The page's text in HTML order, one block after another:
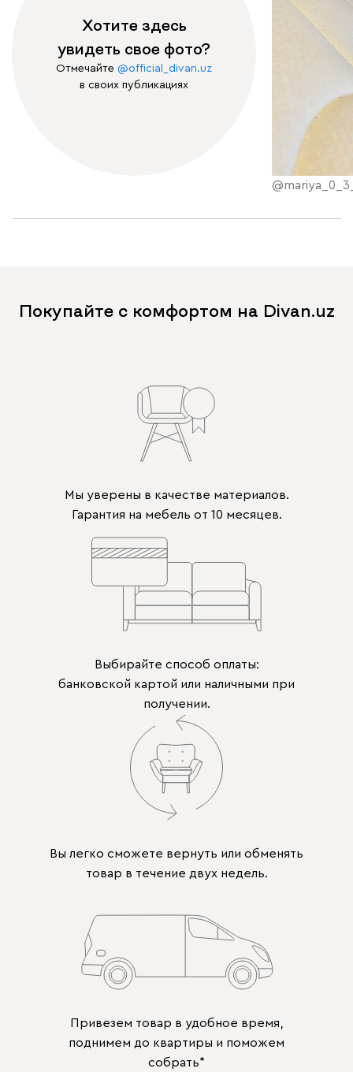
Хотите здесь
увидеть свое фото?
Отмечайте @official_divan.uz
в своих публикациях
Покупайте с комфортом на Divan.uz
Мы уверены в качестве материалов.
Гарантия на мебель от 10 месяцев.
Выбирайте способ оплаты:
банковской картой или наличными при
получении.
Вы легко сможете вернуть или обменять
товар в течение двух недель.
Привезем товар в удобное время,
поднимем до квартиры и поможем
собрать*